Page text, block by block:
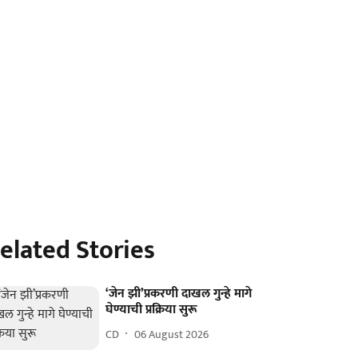
Stories
‘जेन झी’प्रकरणी दाखल गुन्हे मागे
घेण्याची प्रक्रिया सुरू
CD 06 August 2026